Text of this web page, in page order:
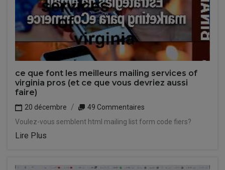
ce que font les meilleurs mailing services of
virginia pros (et ce que vous devriez aussi
faire)
20 décembre
49 Commentaires
Voulez-vous semblent html mailing list form code fiers?
Lire Plus